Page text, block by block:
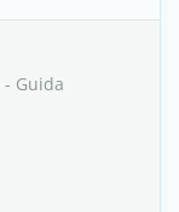
- Guida